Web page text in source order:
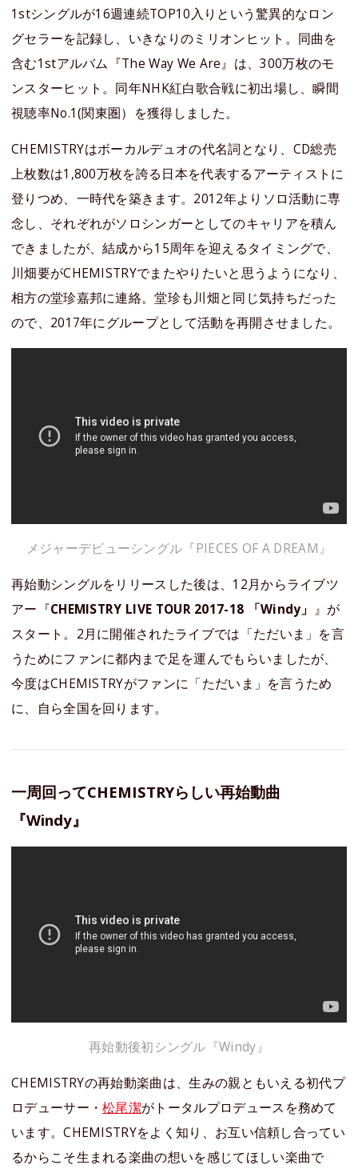
1stシングルが16週連続TOP10入りという驚異的なロン
グセラーを記録し、いきなりのミリオンヒット。同曲を
含む1stアルバム『The Way We Are』は、300万枚のモ
ンスターヒット。同年NHK紅白歌合戦に初出場し、瞬間
視聴率No.1(関東圏）を獲得しました。
CHEMISTRYはボーカルデュオの代名詞となり、CD総売
上枚数は1,800万枚を誇る日本を代表するアーティストに
登りつめ、一時代を築きます。2012年よりソロ活動に専
念し、それぞれがソロシンガーとしてのキャリアを積ん
できましたが、結成から15周年を迎えるタイミングで、
川畑要がCHEMISTRYでまたやりたいと思うようになり、
相方の堂珍嘉邦に連絡。堂珍も川畑と同じ気持ちだった
ので、2017年にグループとして活動を再開させました。
メジャーデビューシングル『PIECES OF A DREAM』
再始動シングルをリリースした後は、12月からライブツ
アー『CHEMISTRY LIVE TOUR 2017-18 「Windy」 』が
スタート。2月に開催されたライブでは「ただいま」を言
うためにファンに都内まで足を運んでもらいましたが、
今度はCHEMISTRYがファンに「ただいま」を言うため
に、自ら全国を回ります。
一周回ってCHEMISTRYらしい再始動曲
『Windy』
再始動後初シングル『Windy』
CHEMISTRYの再始動楽曲は、生みの親ともいえる初代プ
ロデューサー・松尾潔がトータルプロデュースを務めて
います。CHEMISTRYをよく知り、お互い信頼し合ってい
るからこそ生まれる楽曲の想いを感じてほしい楽曲で